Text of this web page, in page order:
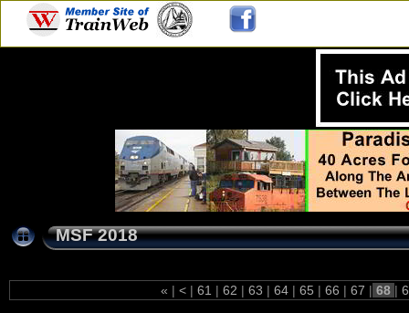
MSF 2018
« | < | 61 | 62 | 63 | 64 | 65 | 66 | 67 | 68 |